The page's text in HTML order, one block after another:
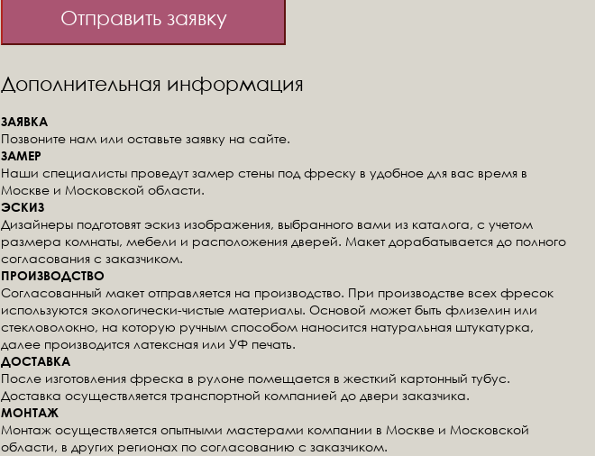
Отправить заявку
Дополнительная информация
ЗАЯВКА
Позвоните нам или оставьте заявку на сайте.
ЗАМЕР
Наши специалисты проведут замер стены под фреску в удобное для вас время в
Москве и Московской области.
ЭСКИЗ
Дизайнеры подготовят эскиз изображения, выбранного вами из каталога, с учетом
размера комнаты, мебели и расположения дверей. Макет дорабатывается до полного
согласования с заказчиком.
ПРОИЗВОДСТВО
Согласованный макет отправляется на производство. При производстве всех фресок
используются экологически-чистые материалы. Основой может быть флизелин или
стекловолокно, на которую ручным способом наносится натуральная штукатурка,
далее производится латексная или УФ печать.
ДОСТАВКА
После изготовления фреска в рулоне помещается в жесткий картонный тубус.
Доставка осуществляется транспортной компанией до двери заказчика.
МОНТАЖ
Монтаж осуществляется опытными мастерами компании в Москве и Московской
области, в других регионах по согласованию с заказчиком.